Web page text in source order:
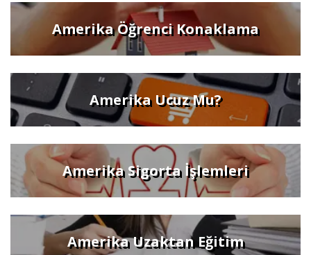
Amerika Öğrenci Konaklama
Amerika Ucuz Mu?
Amerika Sigorta İşlemleri
Amerika Uzaktan Eğitim